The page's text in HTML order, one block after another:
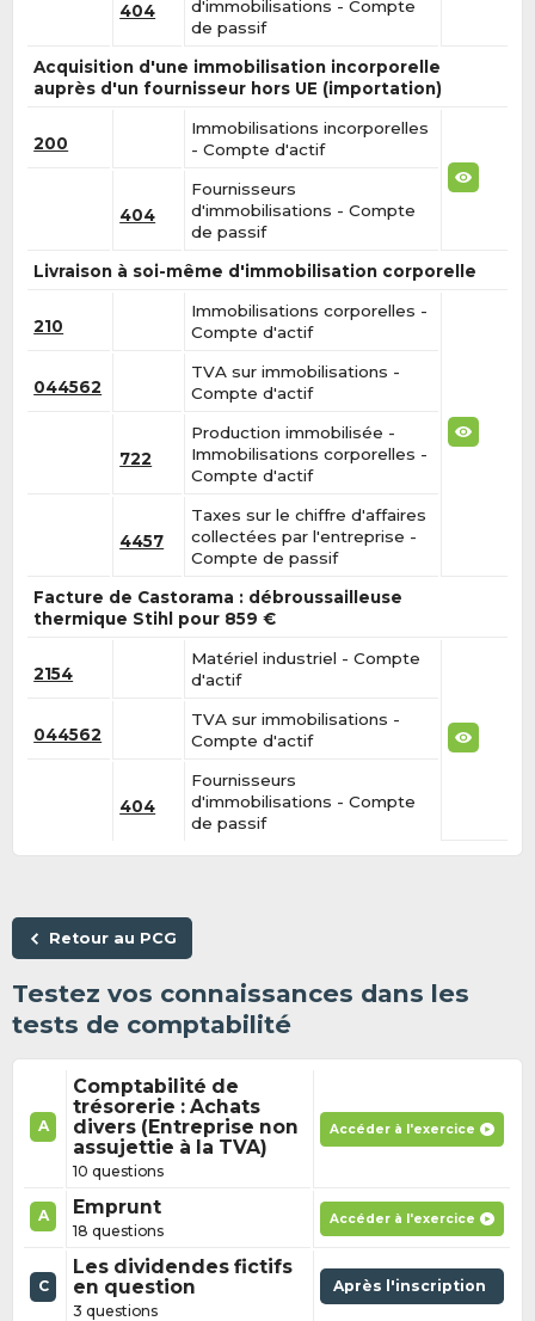
404
d'immobilisations - Compte
de passif
Acquisition d'une immobilisation incorporelle
auprès d'un fournisseur hors UE (importation)
200
Immobilisations incorporelles
- Compte d'actif
404
Fournisseurs
d'immobilisations - Compte
de passif
Livraison à soi-même d'immobilisation corporelle
210
Immobilisations corporelles -
Compte d'actif
044562
TVA sur immobilisations -
Compte d'actif
722
Production immobilisée -
Immobilisations corporelles -
Compte d'actif
4457
Taxes sur le chiffre d'affaires
collectées par l'entreprise -
Compte de passif
Facture de Castorama : débroussailleuse
thermique Stihl pour 859 €
2154
Matériel industriel - Compte
d'actif
044562
TVA sur immobilisations -
Compte d'actif
404
Fournisseurs
d'immobilisations - Compte
de passif
Retour au PCG
Testez vos connaissances dans les
tests de comptabilité
A
Comptabilité de
trésorerie : Achats
divers (Entreprise non
assujettie à la TVA)
10 questions
Accéder à l'exercice
A Emprunt
18 questions
Accéder à l'exercice
C
Les dividendes fictifs
en question
3 questions
Après l'inscription